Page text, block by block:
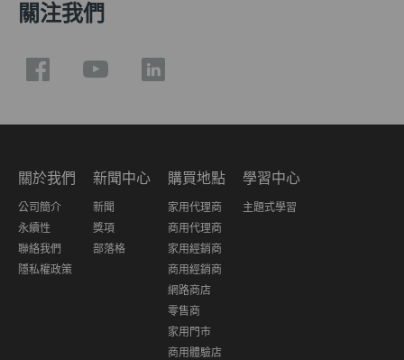
關注我們
關於我們
公司簡介
永續性
聯絡我們
隱私權政策
新聞中心
新聞
獎項
部落格
購買地點
家用代理商
商用代理商
家用經銷商
商用經銷商
網路商店
零售商
家用門市
商用體驗店
學習中心
主題式學習